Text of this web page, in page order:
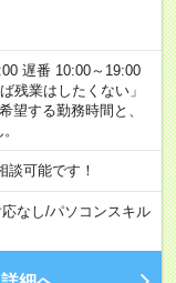
遅番 10:00～19:00
残業はしたくない」
する勤務時間と、
可能です！
なし/パソコンスキル